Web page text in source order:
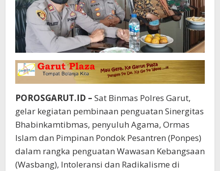
POROSGARUT.ID – Sat Binmas Polres Garut,
gelar kegiatan pembinaan penguatan Sinergitas
Bhabinkamtibmas, penyuluh Agama, Ormas
Islam dan Pimpinan Pondok Pesantren (Ponpes)
dalam rangka penguatan Wawasan Kebangsaan
(Wasbang), Intoleransi dan Radikalisme di